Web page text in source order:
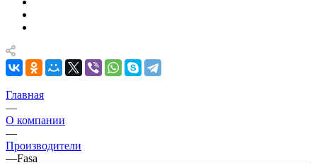
Главная
—
О компании
—
Производители
—Fasa